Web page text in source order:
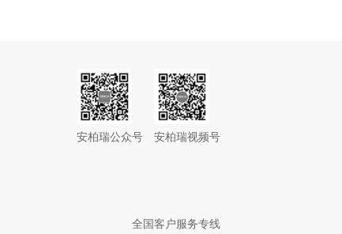
安柏瑞公众号 安柏瑞视频号
全国客户服务专线